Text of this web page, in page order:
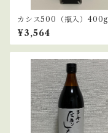
カシス500（瓶入）400g
¥3,564